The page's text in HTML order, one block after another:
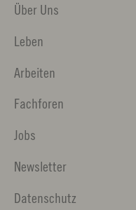
Über Uns
Leben
Arbeiten
Fachforen
Jobs
Newsletter
Datenschutz